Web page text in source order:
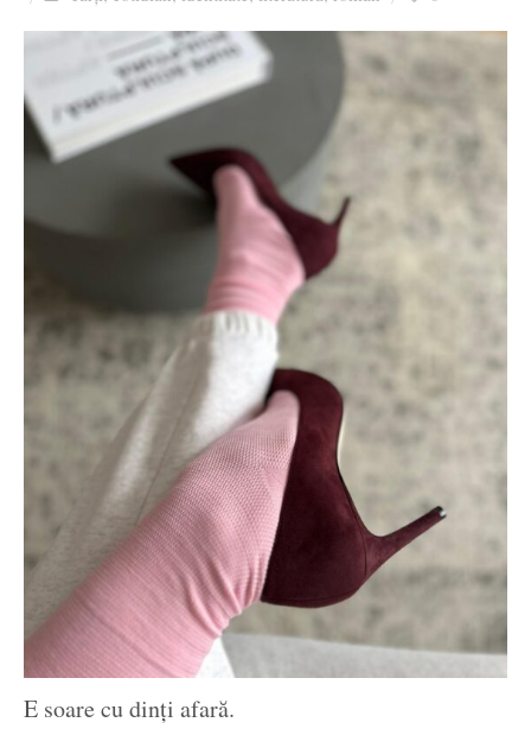
Ziua culorii
E soare cu dinți afară.